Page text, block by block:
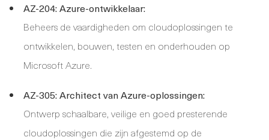
AZ-204: Azure-ontwikkelaar:
Beheers de vaardigheden om cloudoplossingen te
ontwikkelen, bouwen, testen en onderhouden op
Microsoft Azure.
AZ-305: Architect van Azure-oplossingen:
Ontwerp schaalbare, veilige en goed presterende
cloudoplossingen die zijn afgestemd op de